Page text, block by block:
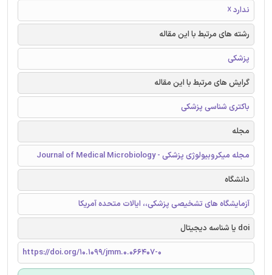
ندارد ☓
رشته های مرتبط با این مقاله
پزشکی
گرایش های مرتبط با این مقاله
باکتری شناسی پزشکی
مجله
مجله میکروبیولوژی پزشکی - Journal of Medical Microbiology
دانشگاه
آزمایشگاه های تشخیصی پزشکی،، ایالات متحده آمریکا
doi یا شناسه دیجیتال
https://doi.org/10.1099/jmm.0.066407-0